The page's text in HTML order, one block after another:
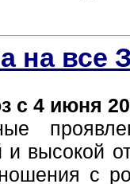
на все
с 4 июня
высокой
с